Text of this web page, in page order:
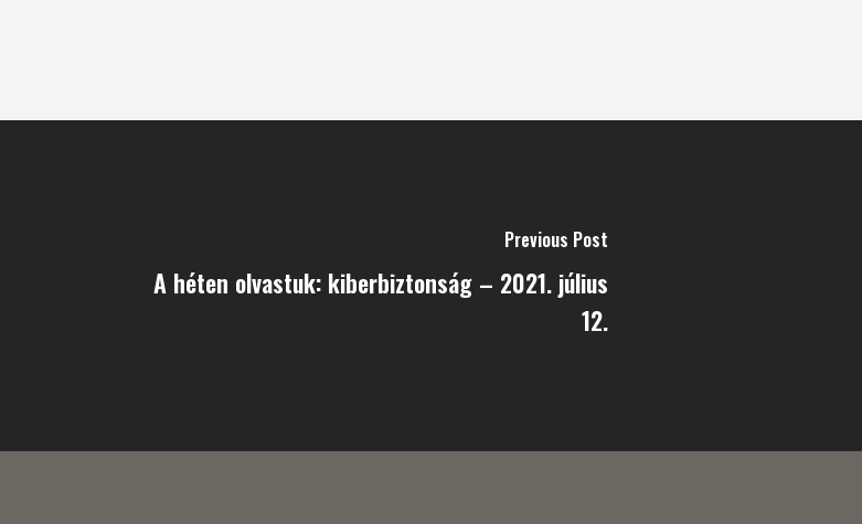
Previous Post
A héten olvastuk: kiberbiztonság – 2021. július
12.